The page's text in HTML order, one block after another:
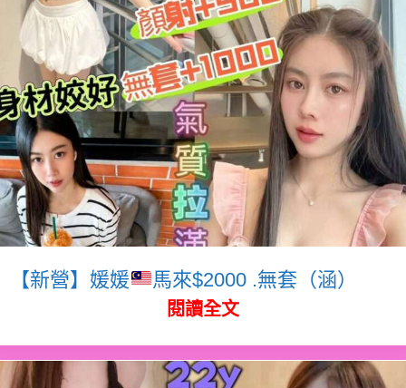
【新營】媛媛 馬來$2000 .無套（涵）
閱讀全文